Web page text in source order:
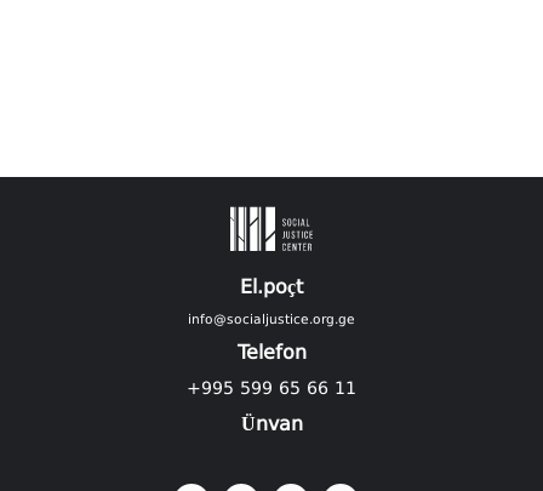
El.poçt
info@socialjustice.org.ge
Telefon
+995 599 65 66 11
Ünvan